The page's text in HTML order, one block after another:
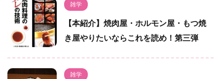
雑学
【本紹介】焼肉屋・ホルモン屋・もつ焼
き屋やりたいならこれを読め！第三弾
雑学